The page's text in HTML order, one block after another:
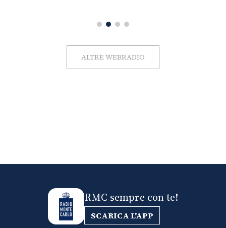
ALTRE WEBRADIO
RMC sempre con te!
SCARICA L'APP